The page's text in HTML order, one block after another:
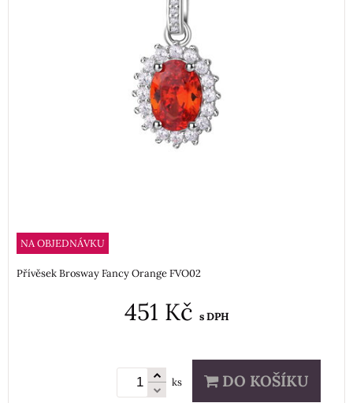
NA OBJEDNÁVKU
Přívěsek Brosway Fancy Orange FVO02
451 Kč s DPH
ks DO KOŠÍKU